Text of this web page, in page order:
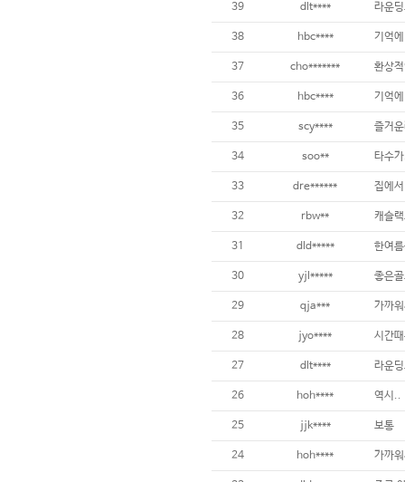
39 dlt****
38 hbc****
37 cho******* 환상
36 hbc****
35 scy**** 즐거
34 soo** 타수
33 dre****** 집에
32 rbw** 캐슬
31 dld***** 한여
30 yjl***** 좋은
29 qja*** 가까
28 jyo**** 시간
27 dlt****
26 hoh**** 역시..
25 jjk**** 보통
24 hoh**** 가까